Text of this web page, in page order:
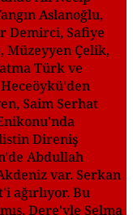
Aslanoğlu,
Demirci, Safiye
Müzeyyen Çelik,
Türk ve
Saim Serhat
Direniş
Abdullah
var. Serkan
ağırlıyor. Bu
Dere'yle Selma